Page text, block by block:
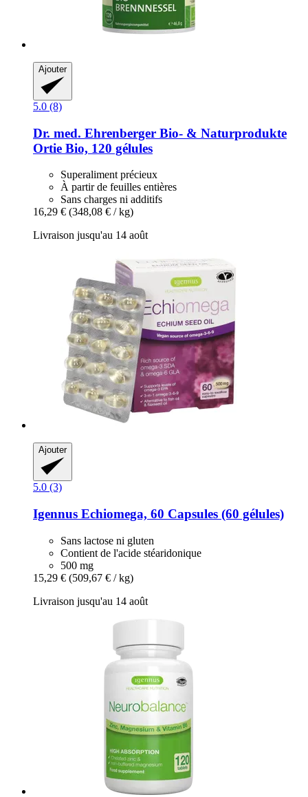
Ajouter
5.0 (8)
Dr. med. Ehrenberger Bio- & Naturprodukte
Ortie Bio, 120 gélules
Superaliment précieux
À partir de feuilles entières
Sans charges ni additifs
16,29 € (348,08 € / kg)
Livraison jusqu'au 14 août
Ajouter
5.0 (3)
Igennus Echiomega, 60 Capsules (60 gélules)
Sans lactose ni gluten
Contient de l'acide stéaridonique
500 mg
15,29 € (509,67 € / kg)
Livraison jusqu'au 14 août